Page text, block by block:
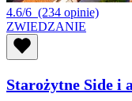
4.6/6 (234 opinie)
ZWIEDZANIE
Starożytne Side i